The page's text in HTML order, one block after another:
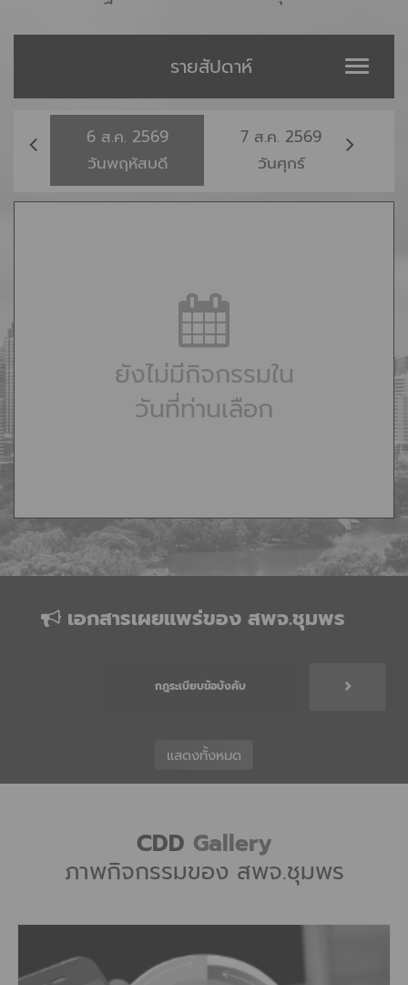
รายสัปดาห์
Toggle
6 ส.ค. 2569
วันพฤหัสบดี
7 ส.ค. 2569
วันศุกร์
ยังไม่มีกิจกรรมใน
วันที่ท่านเลือก
เอกสารเผยแพร่ของ สพจ.ชุมพร
กฎระเบียบข้อบังคับ
แสดงทั้งหมด
CDD Gallery
ภาพกิจกรรมของ สพจ.ชุมพร